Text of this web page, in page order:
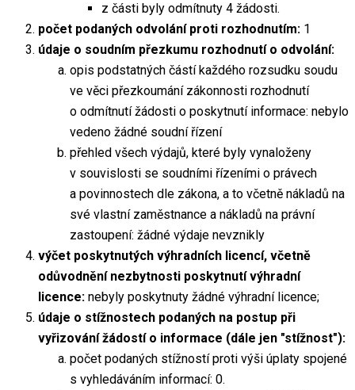
z části byly odmítnuty 4 žádosti.
počet podaných odvolání proti rozhodnutím: 1
údaje o soudním přezkumu rozhodnutí o odvolání:
opis podstatných částí každého rozsudku soudu
ve věci přezkoumání zákonnosti rozhodnutí
o odmítnutí žádosti o poskytnutí informace: nebylo
vedeno žádné soudní řízení
přehled všech výdajů, které byly vynaloženy
v souvislosti se soudními řízeními o právech
a povinnostech dle zákona, a to včetně nákladů na
své vlastní zaměstnance a nákladů na právní
zastoupení: žádné výdaje nevznikly
výčet poskytnutých výhradních licencí, včetně
odůvodnění nezbytnosti poskytnutí výhradní
licence: nebyly poskytnuty žádné výhradní licence;
údaje o stížnostech podaných na postup při
vyřizování žádostí o informace (dále jen "stížnost"):
počet podaných stížností proti výši úplaty spojené
s vyhledáváním informací: 0.